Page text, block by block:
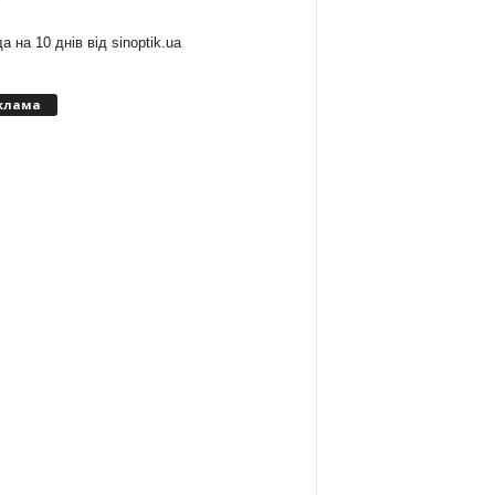
на 10 днів від sinoptik.ua